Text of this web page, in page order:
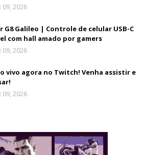
09, 2026
G8 Galileo | Controle de celular USB-C
com hall amado por gamers
09, 2026
vivo agora no Twitch! Venha assistir e
09, 2026